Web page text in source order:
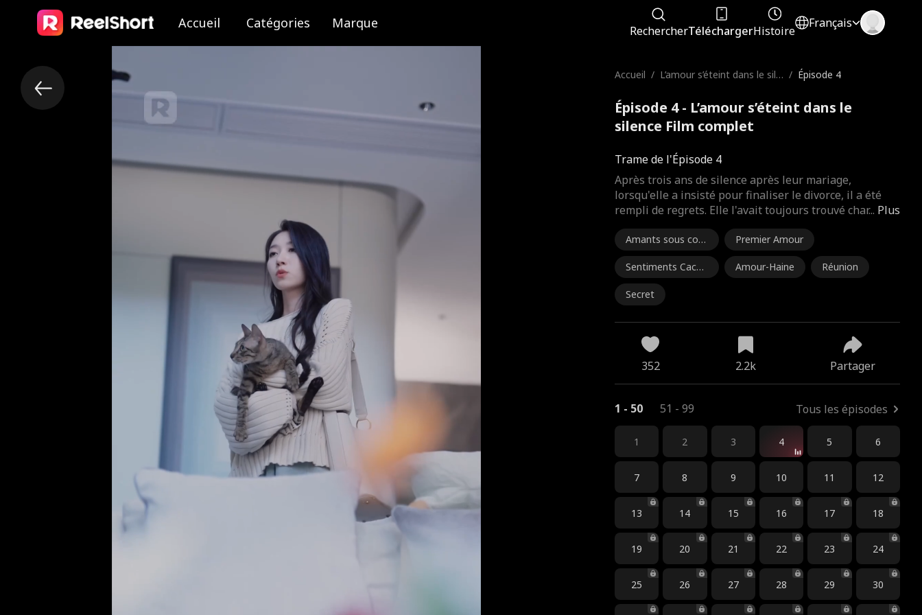
Accueil Catégories Marque RechercherTéléchargerHistoire
Français
Accueil / L’amour s’éteint dans le sile
/ Épisode 4
Épisode 4 - L’amour s’éteint dans le
silence Film complet
Trame de l'Épisode 4
Plus
Après trois ans de silence après leur mariage,
lorsqu'elle a insisté pour finaliser le divorce, il a été
rempli de regrets. Elle l'avait toujours trouvé char...
Amants sous cont
rat
Premier Amour
Sentiments Caché
s
Amour-Haine Réunion
Secret
352 2.2k Partager
1 - 50 51 - 99 Tous les épisodes
1 2 3 4 5 6
7 8 9 10 11 12
13 14 15 16 17 18
19 20 21 22 23 24
25 26 27 28 29 30